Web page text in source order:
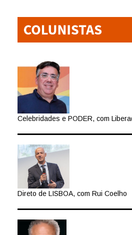
Celebridades e PODER, com
Direto de LISBOA, com Rui Coelho